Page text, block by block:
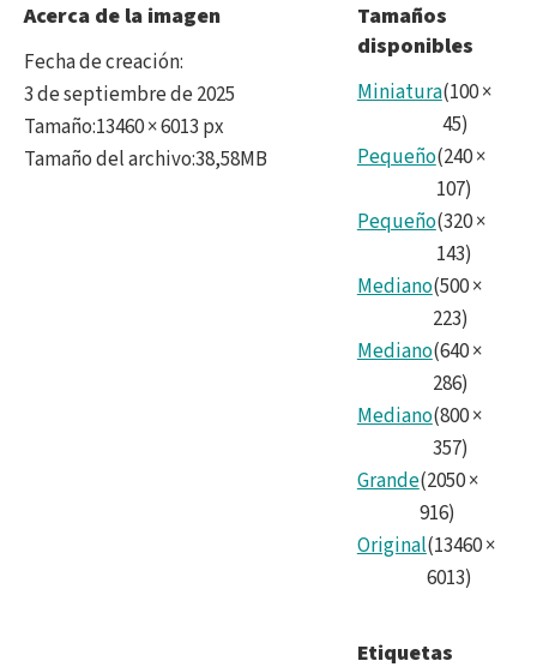
Acerca de la imagen
Fecha de creación:
3 de septiembre de 2025
Tamaño:13460 × 6013 px
Tamaño del archivo:38,58MB
Tamaños
disponibles
Miniatura(100×
45)
Pequeño(240×
107)
Pequeño(320×
143)
Mediano(500×
223)
Mediano(640×
286)
Mediano(800×
357)
Grande(2050×
916)
Original(13460×
6013)
Etiquetas